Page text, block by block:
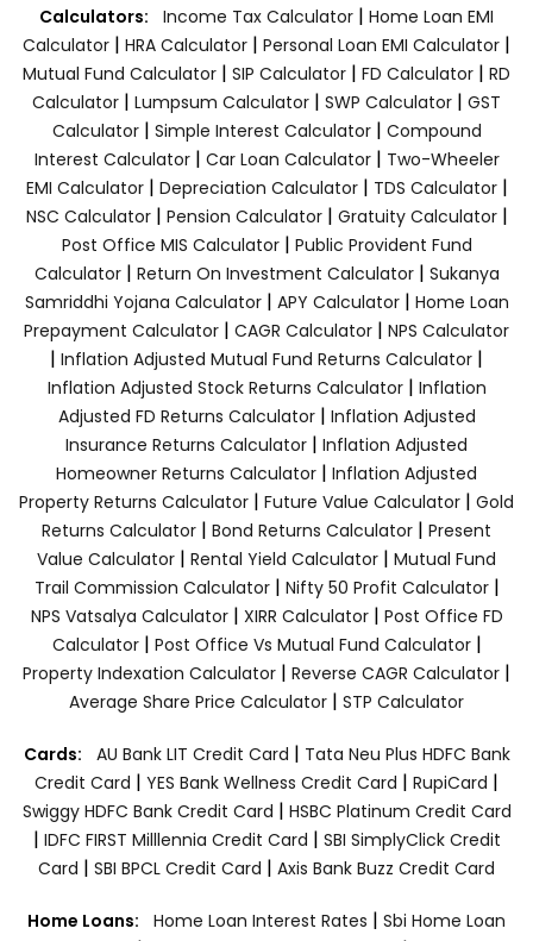
Calculators: Income Tax Calculator | Home Loan EMI
Calculator | HRA Calculator | Personal Loan EMI Calculator |
Mutual Fund Calculator | SIP Calculator | FD Calculator | RD
Calculator | Lumpsum Calculator | SWP Calculator | GST
Calculator| Simple Interest Calculator| Compound
Interest Calculator| Car Loan Calculator| Two-Wheeler
EMI Calculator| Depreciation Calculator| TDS Calculator|
NSC Calculator| Pension Calculator| Gratuity Calculator|
Post Office MIS Calculator| Public Provident Fund
Calculator| Return On Investment Calculator| Sukanya
Samriddhi Yojana Calculator| APY Calculator| Home Loan
Prepayment Calculator | CAGR Calculator | NPS Calculator
| Inflation Adjusted Mutual Fund Returns Calculator |
Inflation Adjusted Stock Returns Calculator| Inflation
Adjusted FD Returns Calculator| Inflation Adjusted
Insurance Returns Calculator | Inflation Adjusted
Homeowner Returns Calculator | Inflation Adjusted
Property Returns Calculator | Future Value Calculator | Gold
Returns Calculator | Bond Returns Calculator | Present
Value Calculator | Rental Yield Calculator | Mutual Fund
Trail Commission Calculator| Nifty 50 Profit Calculator|
NPS Vatsalya Calculator| XIRR Calculator| Post Office FD
Calculator| Post Office Vs Mutual Fund Calculator|
Property Indexation Calculator | Reverse CAGR Calculator |
Average Share Price Calculator | STP Calculator
Cards: AU Bank LIT Credit Card | Tata Neu Plus HDFC Bank
Credit Card | YES Bank Wellness Credit Card | RupiCard |
Swiggy HDFC Bank Credit Card | HSBC Platinum Credit Card
| IDFC FIRST Milllennia Credit Card | SBI SimplyClick Credit
Card | SBI BPCL Credit Card | Axis Bank Buzz Credit Card
Home Loans: Home Loan Interest Rates | Sbi Home Loan